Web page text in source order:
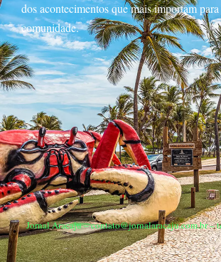
dos acontecimentos que mais importam
comunidade.
Jornal Aracaju –contato@jornalaracaju.com.br–